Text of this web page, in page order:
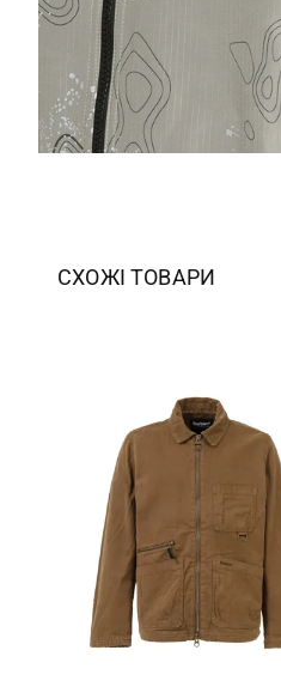
СХОЖІ ТОВАРИ